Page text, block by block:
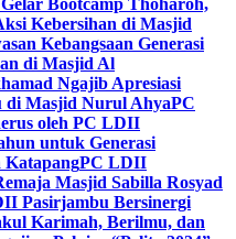
Bootcamp Thoharoh,
Kebersihan di Masjid
Kebangsaan Generasi
di Masjid Al
Ngajib Apresiasi
di Masjid Nurul AhyaPC
oleh PC LDII
untuk Generasi
KatapangPC LDII
Masjid Sabilla Rosyad
Pasirjambu Bersinergi
Karimah, Berilmu, dan